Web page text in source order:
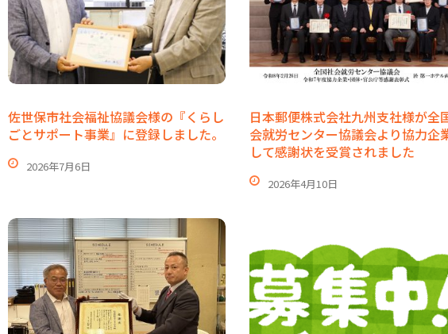
佐世保市社会福祉協議会様の『くらし
ごとサポート事業』に登録しました。
2026年7月6日
日本郵便株式会社九州支社様が全
会就労センター協議会より協力企
して感謝状を受賞されました
2026年4月10日